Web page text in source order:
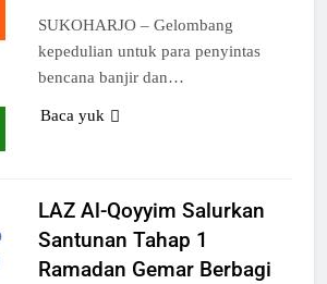
SUKOHARJO – Gelombang
kepedulian untuk para penyintas
bencana banjir dan…
Baca yuk
LAZ Al-Qoyyim Salurkan
Santunan Tahap 1
Ramadan Gemar Berbagi